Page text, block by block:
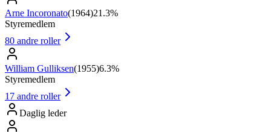
Arne Incoronato(1964)21.3%
Styremedlem
80 andre roller
William Gulliksen(1955)6.3%
Styremedlem
17 andre roller
Daglig leder